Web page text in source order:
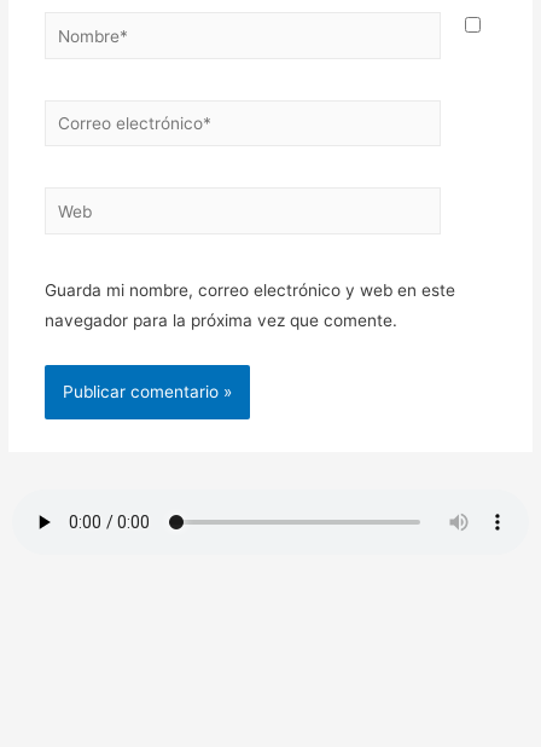
Guarda mi nombre, correo electrónico y web en este
navegador para la próxima vez que comente.